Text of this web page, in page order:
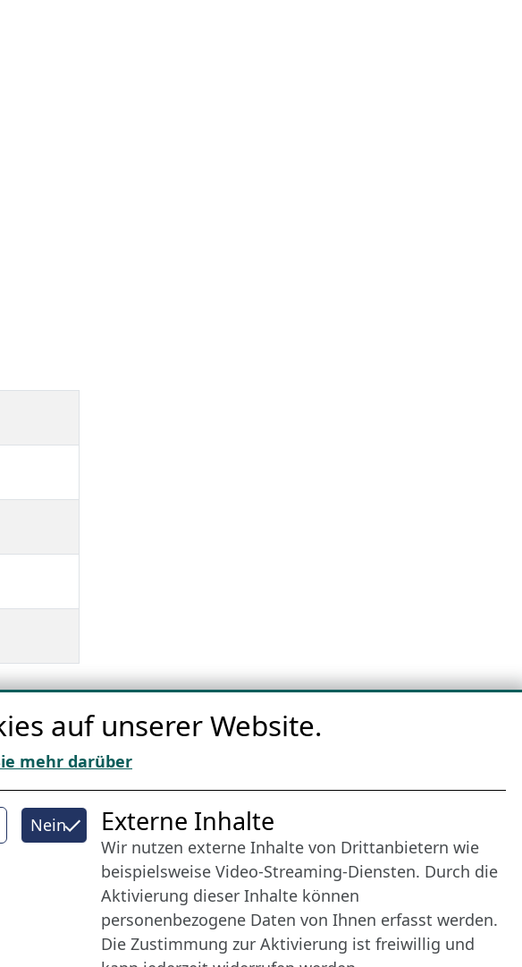
Internet Partner
auf unserer Website.
mehr darüber
Nein Externe Inhalte
Wir nutzen externe Inhalte von Drittanbietern wie
beispielsweise Video-Streaming-Diensten. Durch die
Aktivierung dieser Inhalte können
personenbezogene Daten von Ihnen erfasst werden.
Die Zustimmung zur Aktivierung ist freiwillig und